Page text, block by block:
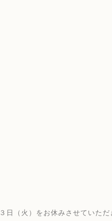
日（火）をお休みさせていた